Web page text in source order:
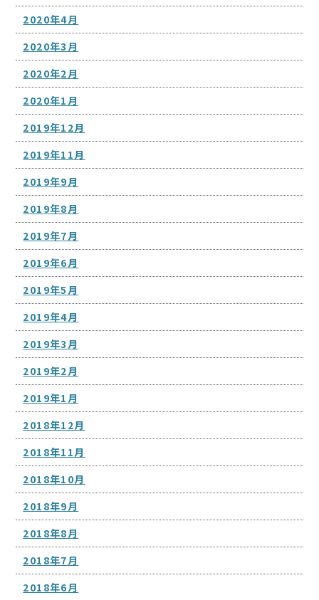
2020年4月
2020年3月
2020年2月
2020年1月
2019年12月
2019年11月
2019年9月
2019年8月
2019年7月
2019年6月
2019年5月
2019年4月
2019年3月
2019年2月
2019年1月
2018年12月
2018年11月
2018年10月
2018年9月
2018年8月
2018年7月
2018年6月